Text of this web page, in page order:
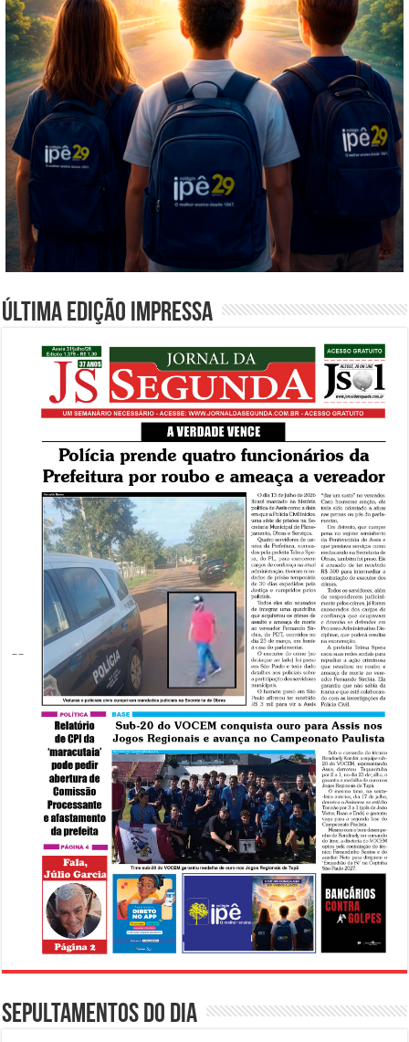
Última edição impressa
Sepultamentos do dia